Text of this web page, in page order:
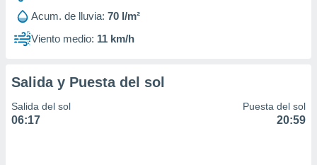
Acum. de lluvia: 70 l/m²
Viento medio: 11 km/h
Salida y Puesta del sol
Salida del sol
06:17
Puesta del sol
20:59